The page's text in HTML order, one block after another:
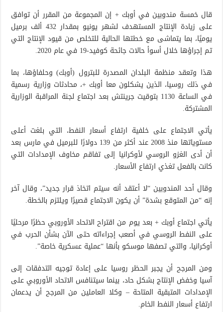
قال خمسة مندوبين في أوبك + إن المجموعة من المقرر أن توافق
على زيادة الإنتاج المستهدف لشهر يونيو بمقدار 432 ألف برميل
يوميًا، بما يتماشى مع خطتها الحالية للتخلص من قيود الإنتاج التي
تم إجراؤها خلال أسوأ حالات جائحة كوفيد-19 في عام 2020.
هذا وتعقد منظمة البلدان المصدرة للبترول (أوبك) وحلفاؤها، بما
في ذلك روسيا، الذين يشكلون معا أوبك +، محادثات وزارية رسمية
في الساعة 1130 بتوقيت جرينتش بعد اجتماع لجنة المراقبة الوزارية
المشتركة.
يأتي الاجتماع على خلفية ارتفاع أسعار النفط، التي بلغت أعلى
مستوياتها منذ 2008 عند أكثر من 139 دولارًا للبرميل في مارس بعد
أن أدى الغزو الروسي لأوكرانيا إلى تفاقم مخاوف الإمدادات التي
كانت بالفعل تغذي ارتفاع الأسعار.
وقال أحد المندوبين “لا أعتقد أنه سيتم اتخاذ قرار جديد”، وقال آخر
إنه “من المتوقع بشدة” أن يكون الاجتماع قصيرًا ويلتزم بالخطة.
يأتي اجتماع أوبك + بعد يوم من اقتراح الاتحاد الأوروبي حظرًا مرحليًا
على النفط الروسي في أصعب إجراءاته حتى الآن بشأن الحرب في
أوكرانيا، والتي تصفها موسكو بأنها “عملية عسكرية خاصة”.
ومن المرجح أن يجبر الحظر روسيا على إعادة توجيه التدفقات إلى
آسيا وخفض الإنتاج بشكل حاد، بينما سيتنافس الاتحاد الأوروبي على
الإمدادات المتبقية المتاحة – وكلا العاملين من المرجح أن يدعمان
ارتفاع أسعار النفط الخام.